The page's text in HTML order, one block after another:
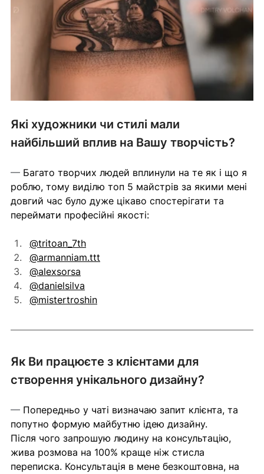
Які художники чи стилі мали
найбільший вплив на Вашу творчість?
— Багато творчих людей вплинули на те як і що я
роблю, тому виділю топ 5 майстрів за якими мені
довгий час було дуже цікаво спостерігати та
переймати професійні якості:
@tritoan_7th
@armanniam.ttt
@alexsorsa
@danielsilva
@mistertroshin
Як Ви працюєте з клієнтами для
створення унікального дизайну?
— Попередньо у чаті визначаю запит клієнта, та
попутно формую майбутню ідею дизайну.
Після чого запрошую людину на консультацію,
жива розмова на 100% краще ніж стисла
переписка. Консультація в мене безкоштовна, на